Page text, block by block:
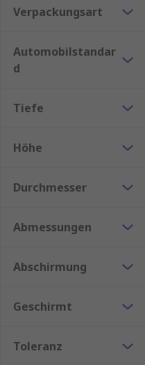
Verpackungsart
Automobilstandar
d
Tiefe
Höhe
Durchmesser
Abmessungen
Abschirmung
Geschirmt
Toleranz